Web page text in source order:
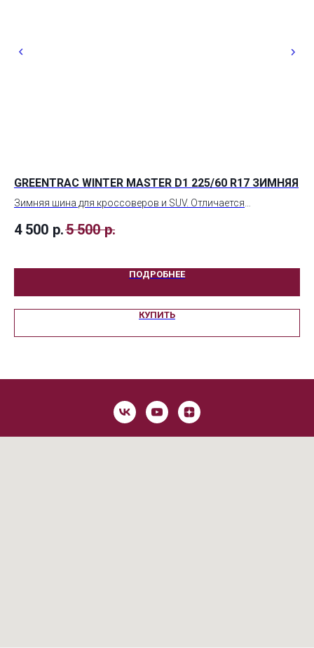
GREENTRAC WINTER MASTER D1 225/60 R17 ЗИМНЯЯ
Зимняя шина для кроссоверов и SUV. Отличается
риск аквапланирования. Оптимальна для городских и
4 500 р.5 500 р.
ПОДРОБНЕЕ
КУПИТЬ